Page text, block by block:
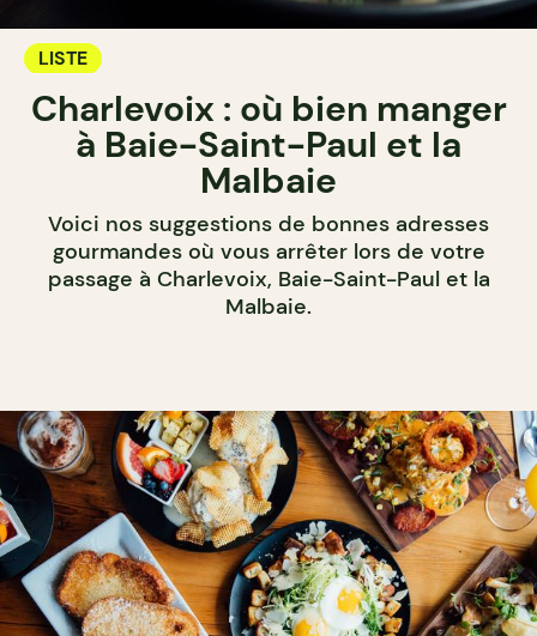
LISTE
Charlevoix : où bien manger
à Baie-Saint-Paul et la
Malbaie
Voici nos suggestions de bonnes adresses
gourmandes où vous arrêter lors de votre
passage à Charlevoix, Baie-Saint-Paul et la
Malbaie.